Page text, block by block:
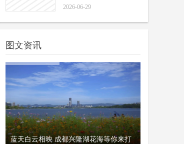
怜爱
2026-06-29
图文资讯
蓝天白云相映 成都兴隆湖花海等你来打
鲜花相伴 掌声相送 川师大毕业